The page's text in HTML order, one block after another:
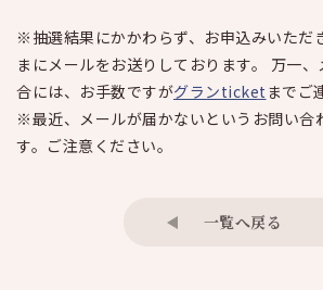
※抽選結果にかかわらず、お申込みいただ
まにメールをお送りしております。 万一
合には、お手数ですがグランticket までご
※最近、メールが届かないというお問い合
す。ご注意ください。
一覧へ戻る